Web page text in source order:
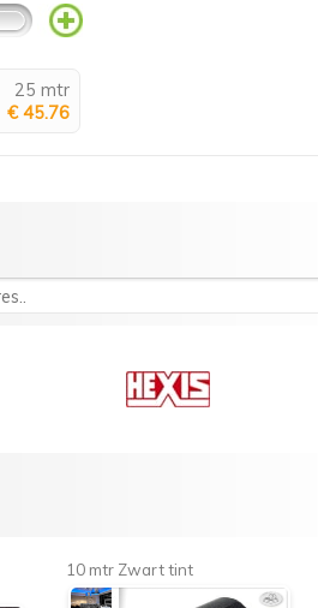
25 mtr
€ 45.76
10 mtr Zwart tint